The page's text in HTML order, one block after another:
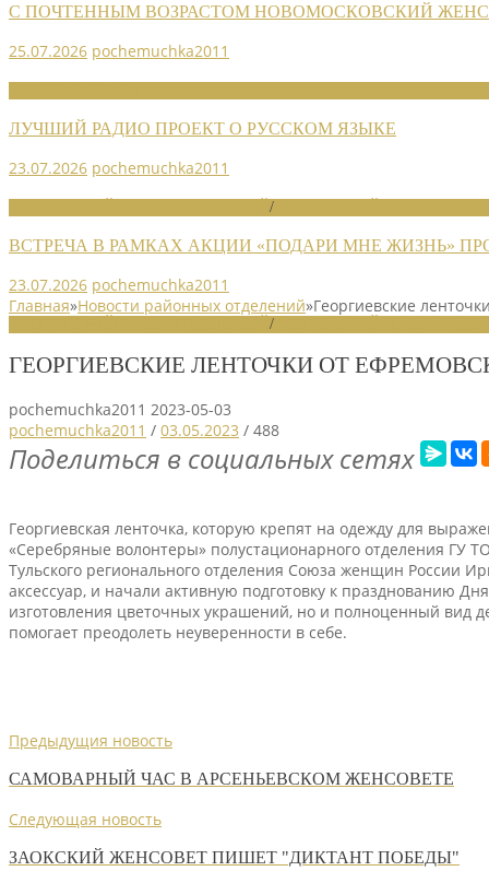
С ПОЧТЕННЫМ ВОЗРАСТОМ НОВОМОСКОВСКИЙ
25.07.2026 pochemuchka2011
ЛУЧШИЙ РАДИО ПРОЕКТ О РУССКОМ ЯЗЫКЕ
23.07.2026 pochemuchka2011
/
ВСТРЕЧА В РАМКАХ АКЦИИ «ПОДАРИ МНЕ ЖИЗНЬ»
23.07.2026 pochemuchka2011
Главная»Новости районных отделений»Георгиевские
/
ГЕОРГИЕВСКИЕ ЛЕНТОЧКИ ОТ
pochemuchka2011 2023-05-03
pochemuchka2011 / 03.05.2023 / 488
Поделиться в социальных сетях
Георгиевская ленточка, которую крепят на одежду для
«Серебряные волонтеры» полустационарного отделения ГУ
Тульского регионального отделения Союза женщин России
аксессуар, и начали активную подготовку к празднованию
изготовления цветочных украшений, но и полноценный вид
помогает преодолеть неуверенности в себе.
Предыдущия новость
САМОВАРНЫЙ ЧАС В АРСЕНЬЕВСКОМ ЖЕНСОВЕТЕ
Следующая новость
ЗАОКСКИЙ ЖЕНСОВЕТ ПИШЕТ "ДИКТАНТ ПОБЕДЫ"